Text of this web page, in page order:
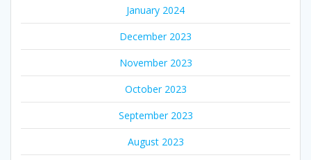
January 2024
December 2023
November 2023
October 2023
September 2023
August 2023